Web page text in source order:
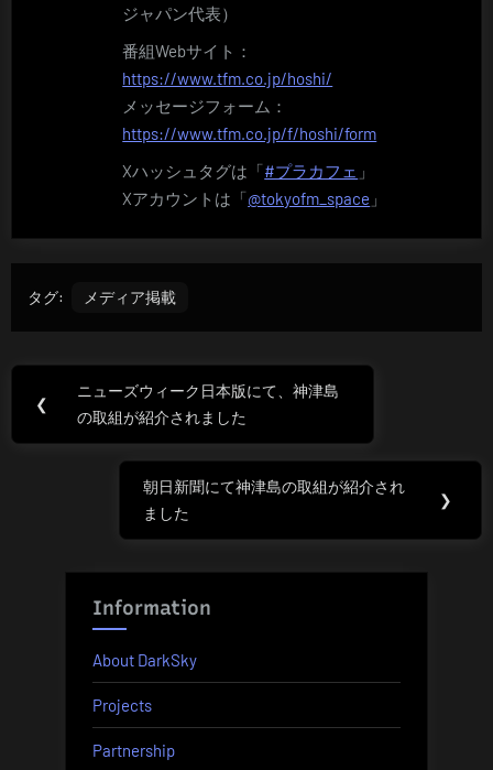
ジャパン代表）
番組Webサイト：
https://www.tfm.co.jp/hoshi/
メッセージフォーム：
https://www.tfm.co.jp/f/hoshi/form
Xハッシュタグは「#プラカフェ 」
Xアカウントは「@tokyofm_space 」
タグ: メディア掲載
投
稿❮
Previous
Post:
ニューズウィーク日本版にて、神津島
の取組が紹介されました
Next
Post:
朝日新聞にて神津島の取組が紹介され
ました
❯
Information
About DarkSky
Projects
Partnership